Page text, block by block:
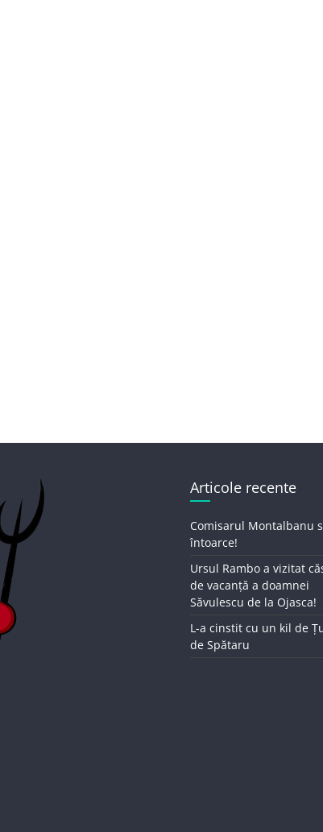
Articole recente
Comisarul Montalbanu
întoarce!
Ursul Rambo a vizitat
de vacanță a doamnei
Săvulescu de la Ojasca!
L-a cinstit cu un kil de
de Spătaru